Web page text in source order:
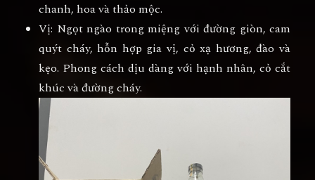
chanh, hoa và thảo mộc.
Vị: Ngọt ngào trong miệng với đường giòn, cam
quýt cháy, hỗn hợp gia vị, cỏ xạ hương, đào và
kẹo. Phong cách dịu dàng với hạnh nhân, cỏ cắt
khúc và đường cháy.